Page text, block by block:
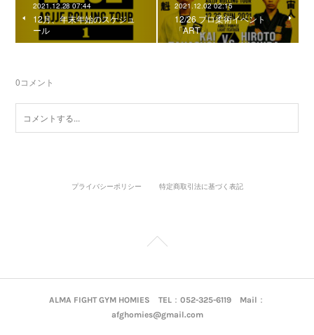
2021.12.28 07:44
12月、年末年始のスケジュ
ール
2021.12.02 02:15
12/26 プロ柔術イベント
「ART」
0コメント
プライバシーポリシー 特定商取引法に基づく表記
ALMA FIGHT GYM HOMIES TEL：052-325-6119 Mail：
afghomies@gmail.com